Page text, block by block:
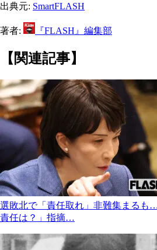
出典元: SmartFLASH
著者: 『FLASH』編集部
【関連記事】
選敗北で「責任取れ」非難集まるも
責任は？」指摘…